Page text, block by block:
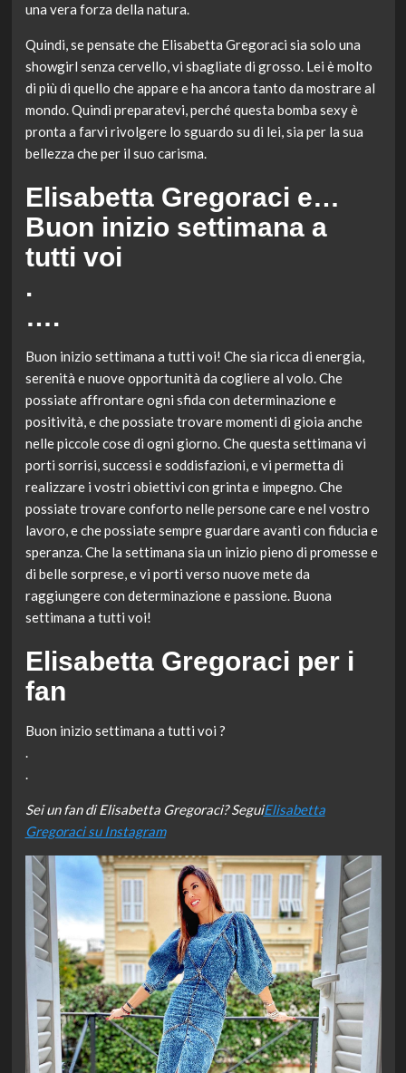
una vera forza della natura.
Quindi, se pensate che Elisabetta Gregoraci sia solo una
showgirl senza cervello, vi sbagliate di grosso. Lei è molto
di più di quello che appare e ha ancora tanto da mostrare al
mondo. Quindi preparatevi, perché questa bomba sexy è
pronta a farvi rivolgere lo sguardo su di lei, sia per la sua
bellezza che per il suo carisma.
Elisabetta Gregoraci e…
Buon inizio settimana a
tutti voi
.
….
Buon inizio settimana a tutti voi! Che sia ricca di energia,
serenità e nuove opportunità da cogliere al volo. Che
possiate affrontare ogni sfida con determinazione e
positività, e che possiate trovare momenti di gioia anche
nelle piccole cose di ogni giorno. Che questa settimana vi
porti sorrisi, successi e soddisfazioni, e vi permetta di
realizzare i vostri obiettivi con grinta e impegno. Che
possiate trovare conforto nelle persone care e nel vostro
lavoro, e che possiate sempre guardare avanti con fiducia e
speranza. Che la settimana sia un inizio pieno di promesse e
di belle sorprese, e vi porti verso nuove mete da
raggiungere con determinazione e passione. Buona
settimana a tutti voi!
Elisabetta Gregoraci per i
fan
Buon inizio settimana a tutti voi ?
.
.
Sei un fan di Elisabetta Gregoraci? SeguiElisabetta
Gregoraci su Instagram